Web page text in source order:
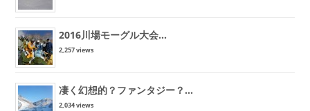
2016川場モーグル大会...
2,257 views
凄く幻想的？ファンタジー？...
2,034 views